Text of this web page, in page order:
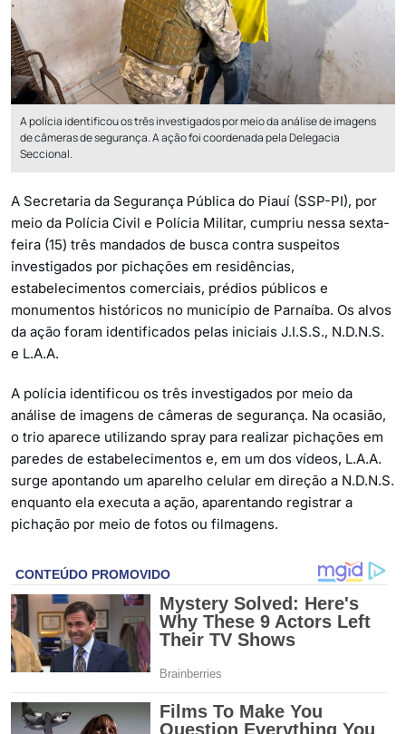
A polícia identificou os três investigados por meio da análise de imagens
de câmeras de segurança. A ação foi coordenada pela Delegacia
Seccional.
A Secretaria da Segurança Pública do Piauí (SSP-PI), por
meio da Polícia Civil e Polícia Militar, cumpriu nessa sexta-
feira (15) três mandados de busca contra suspeitos
investigados por pichações em residências,
estabelecimentos comerciais, prédios públicos e
monumentos históricos no município de Parnaíba. Os alvos
da ação foram identificados pelas iniciais J.I.S.S., N.D.N.S.
e L.A.A.
A polícia identificou os três investigados por meio da
análise de imagens de câmeras de segurança. Na ocasião,
o trio aparece utilizando spray para realizar pichações em
paredes de estabelecimentos e, em um dos vídeos, L.A.A.
surge apontando um aparelho celular em direção a N.D.N.S.
enquanto ela executa a ação, aparentando registrar a
pichação por meio de fotos ou filmagens.